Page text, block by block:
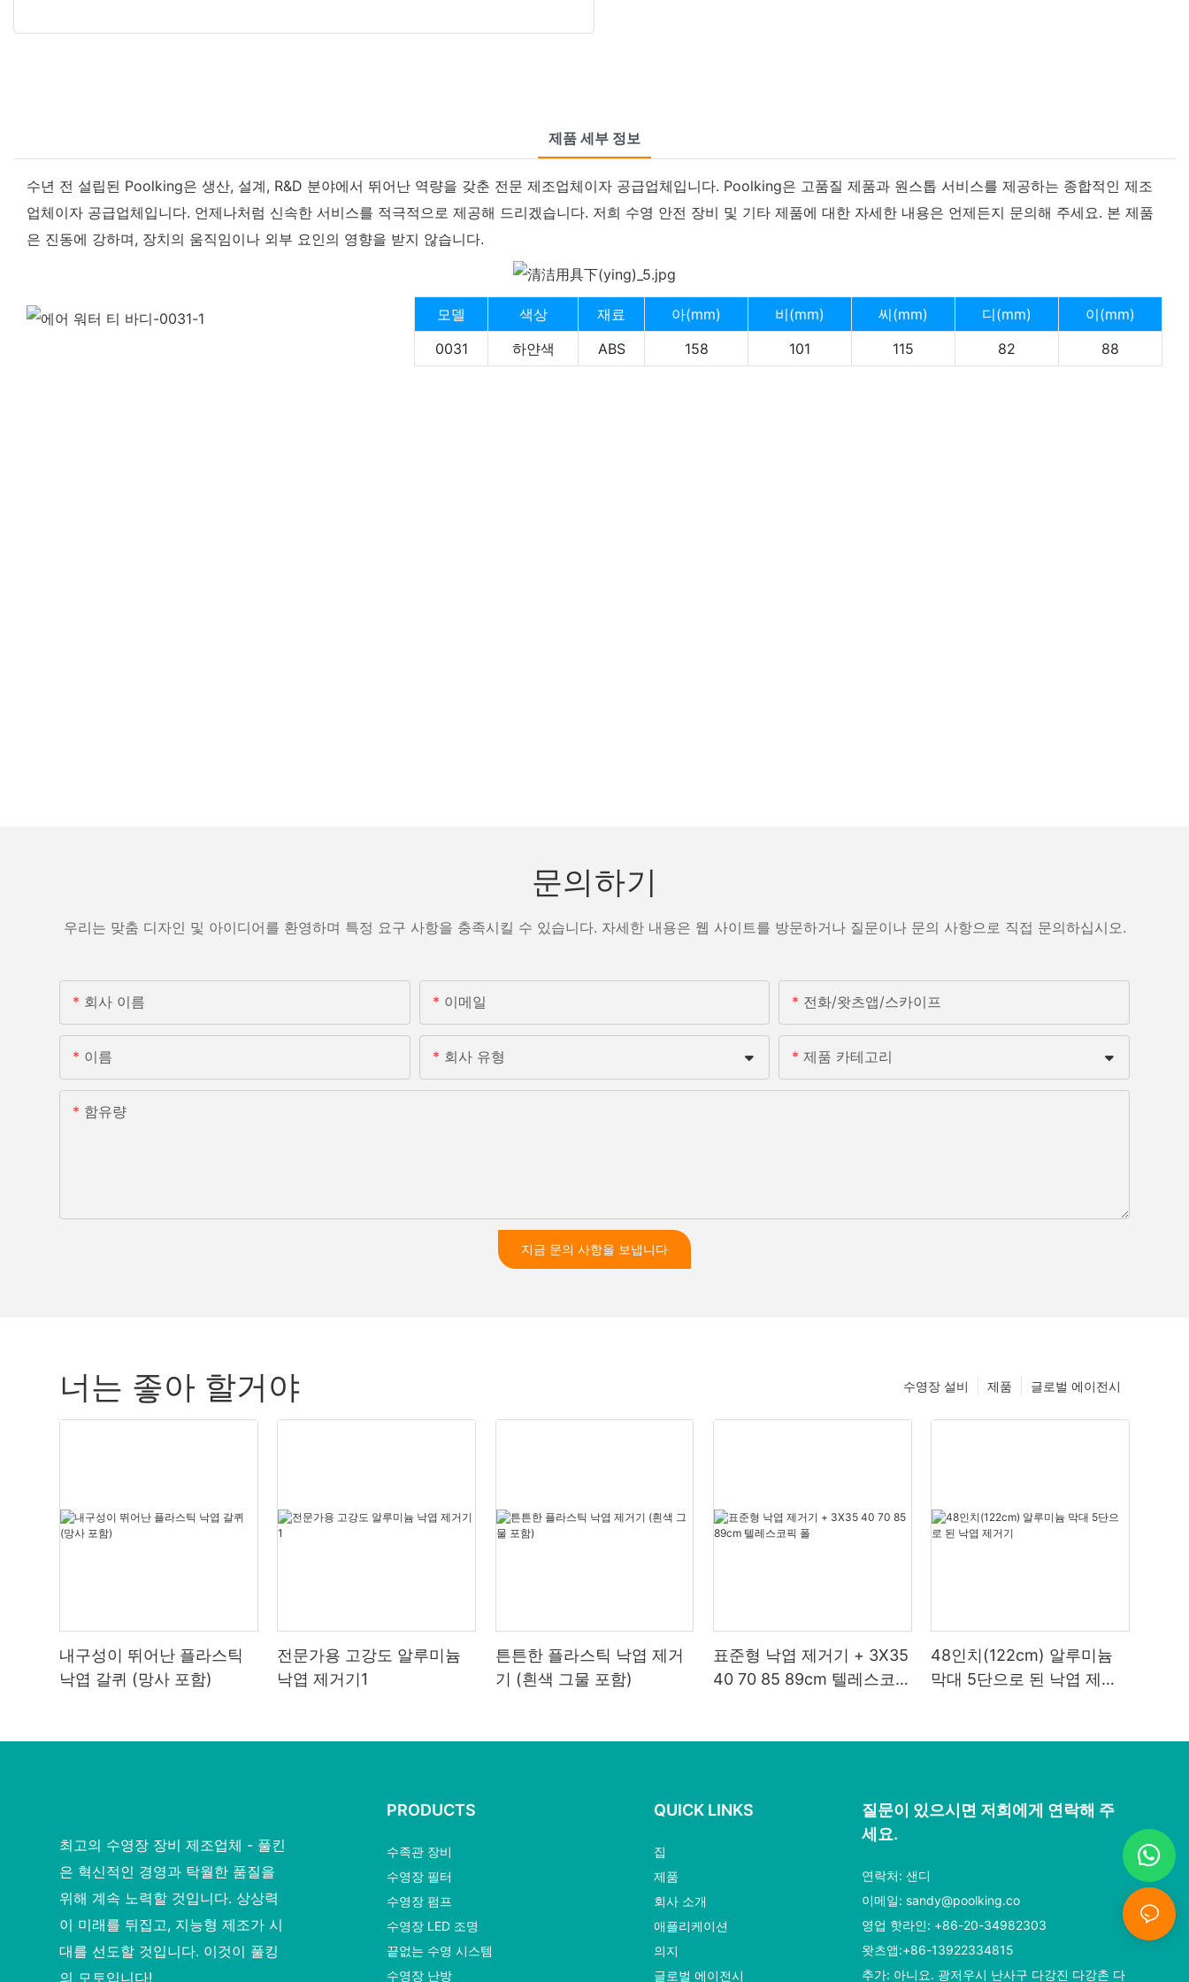
제품 세부 정보
수년 전 설립된 Poolking은 생산, 설계, R&D 분야에서 뛰어난 역량을 갖춘 전문 제조업체이자 공급업체입니다. Poolking은 고품질 제품과 원스톱 서비스를 제공하는 종합적인 제조
업체이자 공급업체입니다. 언제나처럼 신속한 서비스를 적극적으로 제공해 드리겠습니다. 저희 수영 안전 장비 및 기타 제품에 대한 자세한 내용은 언제든지 문의해 주세요. 본 제품
은 진동에 강하며, 장치의 움직임이나 외부 요인의 영향을 받지 않습니다.
모델 색상 재료 아(mm) 비(mm) 씨(mm) 디(mm)
이(mm)
0031
하얀색 ABS 158 101 115 82 88
문의하기
우리는 맞춤 디자인 및 아이디어를 환영하며 특정 요구 사항을 충족시킬 수 있습니다. 자세한 내용은 웹 사이트를 방문하거나 질문이나 문의 사항으로 직접 문의하십시오.
회사 이름 이메일 전화/왓츠앱/스카이프
이름 회사 유형 제품 카테고리
함유량
지금 문의 사항을 보냅니다
너는 좋아 할거야 글로벌 에이전시
제품
수영장 설비
내구성이 뛰어난 플라스틱
낙엽 갈퀴 (망사 포함)
전문가용 고강도 알루미늄
낙엽 제거기1
튼튼한 플라스틱 낙엽 제거
기 (흰색 그물 포함)
표준형 낙엽 제거기 + 3X35
40 70 85 89cm 텔레스코픽
48인치(122cm) 알루미늄
막대 5단으로 된 낙엽 제거
최고의 수영장 장비 제조업체 - 풀킨
은 혁신적인 경영과 탁월한 품질을
위해 계속 노력할 것입니다. 상상력
이 미래를 뒤집고, 지능형 제조가 시
대를 선도할 것입니다. 이것이 풀킹
의 모토입니다!
PRODUCTS
수족관 장비
수영장 필터
수영장 펌프
수영장 LED 조명
끝없는 수영 시스템
수영장 난방
QUICK LINKS
집
제품
회사 소개
애플리케이션
의지
글로벌 에이전시
질문이 있으시면 저희에게 연락해 주
세요.
연락처: 샌디
이메일:sandy@poolking.co
영업 핫라인: +86-20-34982303
왓츠앱:+86-13922334815
추가: 아니요. 광저우시 난사구 다강진 다강촌 다